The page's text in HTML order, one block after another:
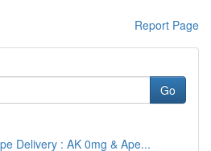
Report Page
Go
Delivery : AK 0mg & Ape...